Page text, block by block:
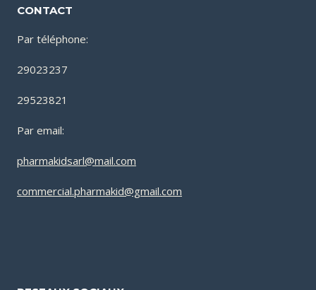
CONTACT
Par téléphone:
29023237
29523821
Par email:
pharmakidsarl@mail.com
commercial.pharmakid@gmail.com